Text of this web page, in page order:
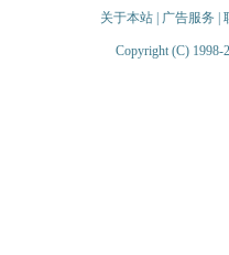
关于本站| 广告服务
Copyright (C) 1998-